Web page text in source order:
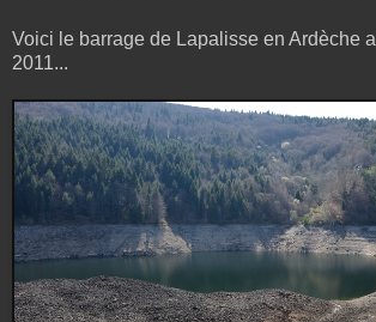
Voici le barrage de Lapalisse en Ardèche
2011...